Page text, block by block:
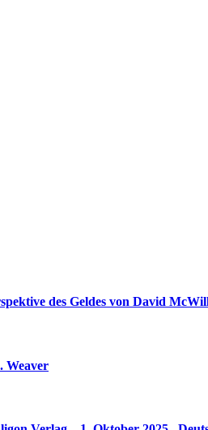
des Geldes von David
Weaver